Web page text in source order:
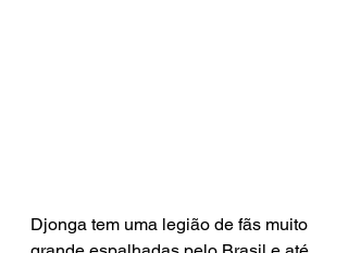
Djonga tem uma legião de fãs muito